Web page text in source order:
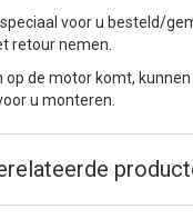
voor u besteld/
retour nemen.
op de motor komt,
u monteren.